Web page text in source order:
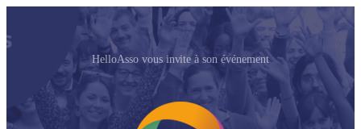
HelloAsso vous invite à son événement